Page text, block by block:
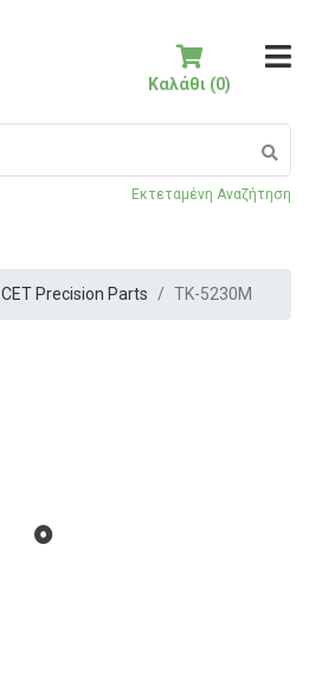
Εκτεταμένη Αναζήτηση
Καλάθι (0)
CET Precision Parts TK-5230M